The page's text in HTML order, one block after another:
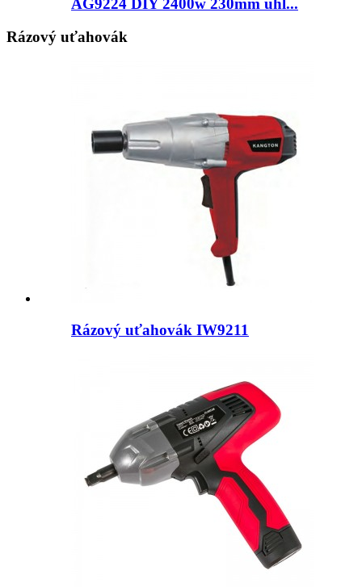
AG9224 DIY 2400w 230mm uhl...
Rázový uťahovák
Rázový uťahovák IW9211